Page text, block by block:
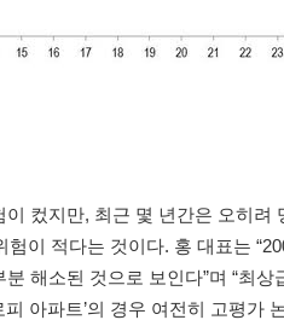
컸지만, 최근 몇 년간은 오히려
이 적다는 것이다. 홍 대표는
해소된 것으로 보인다”며 “최상
피 아파트’의 경우 여전히 고평가